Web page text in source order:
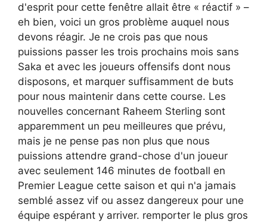
d'esprit pour cette fenêtre allait être « réactif » –
eh bien, voici un gros problème auquel nous
devons réagir. Je ne crois pas que nous
puissions passer les trois prochains mois sans
Saka et avec les joueurs offensifs dont nous
disposons, et marquer suffisamment de buts
pour nous maintenir dans cette course. Les
nouvelles concernant Raheem Sterling sont
apparemment un peu meilleures que prévu,
mais je ne pense pas non plus que nous
puissions attendre grand-chose d'un joueur
avec seulement 146 minutes de football en
Premier League cette saison et qui n'a jamais
semblé assez vif ou assez dangereux pour une
équipe espérant y arriver. remporter le plus gros